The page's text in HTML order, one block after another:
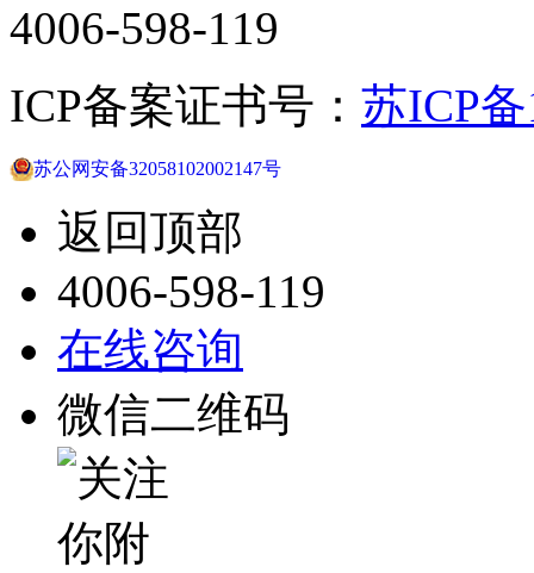
4006-598-119
ICP备案证书号： 苏ICP
苏公网安备32058102002147号
返回顶部
4006-598-119
在线咨询
微信二维码